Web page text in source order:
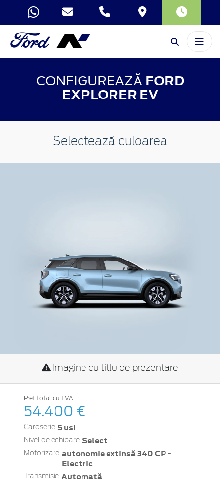
CONFIGUREAZĂ FORD
EXPLORER EV
Selectează culoarea
Imagine cu titlu de prezentare
Pret total cu TVA
54.400 €
Caroserie 5 usi
Nivel de echipare Select
Motorizare autonomie extinsă 340 CP -
Electric
Transmisie Automată